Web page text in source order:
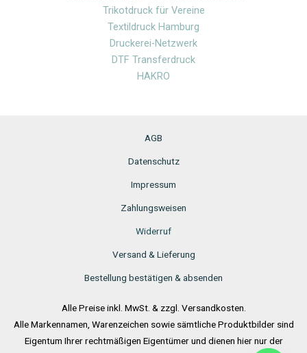
Trikotdruck für Vereine
Textildruck Hamburg
Druckerei-Netzwerk
DTF Transferdruck
HAKRO
AGB
Datenschutz
Impressum
Zahlungsweisen
Widerruf
Versand & Lieferung
Bestellung bestätigen & absenden
Alle Preise inkl. MwSt. & zzgl. Versandkosten.
Alle Markennamen, Warenzeichen sowie sämtliche Produktbilder sind
Eigentum Ihrer rechtmäßigen Eigentümer und dienen hier nur der